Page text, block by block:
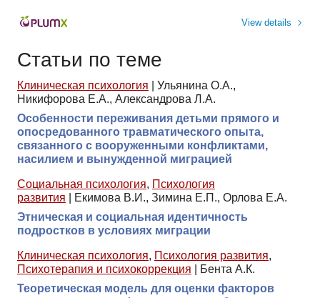
View details
Статьи по теме
Клиническая психология
Ульянина О.А.,
Никифорова Е.А., Александрова Л.А.
Особенности переживания детьми прямого и
опосредованного травматического опыта,
связанного с вооруженными конфликтами,
насилием и вынужденной миграцией
Социальная психология, Психология
развития
Екимова В.И., Зимина Е.П., Орлова Е.А.
Этническая и социальная идентичность
подростков в условиях миграции
Клиническая психология, Психология развития,
Психотерапия и психокоррекция
Бента А.К.
Теоретическая модель для оценки факторов